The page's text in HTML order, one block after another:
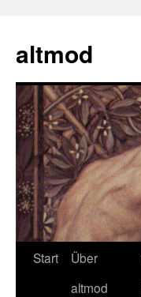
springen
altmod
Start
Über
altmod